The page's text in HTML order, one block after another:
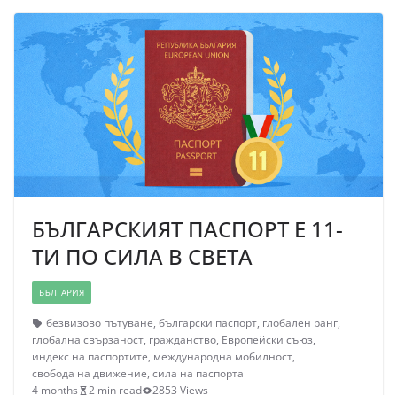
БЪЛГАРСКИЯТ ПАСПОРТ Е 11-
ТИ ПО СИЛА В СВЕТА
БЪЛГАРИЯ
безвизово пътуване, български паспорт, глобален ранг,
глобална свързаност, гражданство, Европейски съюз,
индекс на паспортите, международна мобилност,
свобода на движение, сила на паспорта
4 months
2 min read 2853 Views